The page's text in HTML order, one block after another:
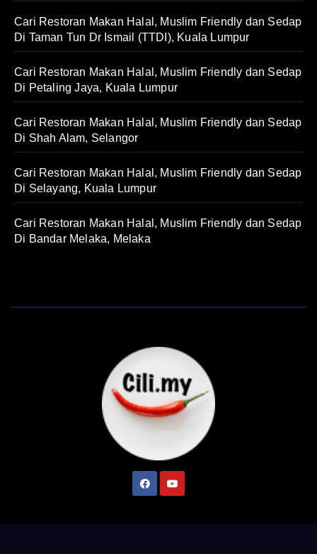
Cari Restoran Makan Halal, Muslim Friendly dan Sedap
Di Taman Tun Dr Ismail (TTDI), Kuala Lumpur
Cari Restoran Makan Halal, Muslim Friendly dan Sedap
Di Petaling Jaya, Kuala Lumpur
Cari Restoran Makan Halal, Muslim Friendly dan Sedap
Di Shah Alam, Selangor
Cari Restoran Makan Halal, Muslim Friendly dan Sedap
Di Selayang, Kuala Lumpur
Cari Restoran Makan Halal, Muslim Friendly dan Sedap
Di Bandar Melaka, Melaka